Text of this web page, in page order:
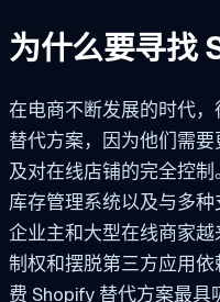
为什么要寻找
在电商不断发展的时代
替代方案，因为他们需
及对在线店铺的完全控
库存管理系统以及与多
企业主和大型在线商家
制权和摆脱第三方应用
费 Shopify 替代方案最具